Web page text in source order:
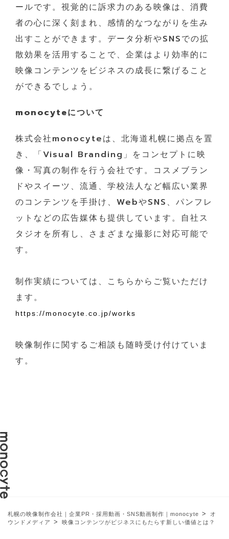
ールです。視覚的に訴求力のある映像は、消費
者の心に深く刻まれ、感情的なつながりを生み
出すことができます。データ分析やSNSでの拡
散効果を活用することで、企業はより効率的に
映像コンテンツをビジネスの成長に繋げること
ができるでしょう。
monocyteについて
株式会社monocyteは、北海道札幌に拠点を置
き、「Visual Branding」をコンセプトに映
像・写真の制作を行う会社です。コスメブラン
ドやスイーツ、流通、学校法人など幅広い業界
のコンテンツを手掛け、WebやSNS、パンフレ
ットなどの広告媒体も提供しています。自社ス
タジオを所有し、さまざまな撮影に対応可能で
す。
制作実績については、こちらからご覧いただけ
ます。
https://monocyte.co.jp/works
映像制作に関するご相談も随時受け付けていま
す。
札幌の映像制作会社｜企業PR・採用動画・SNS動画制作｜monocyte >
オ
ウンドメディア
> 映像コンテンツがビジネスにもたらす新しい価値とは？